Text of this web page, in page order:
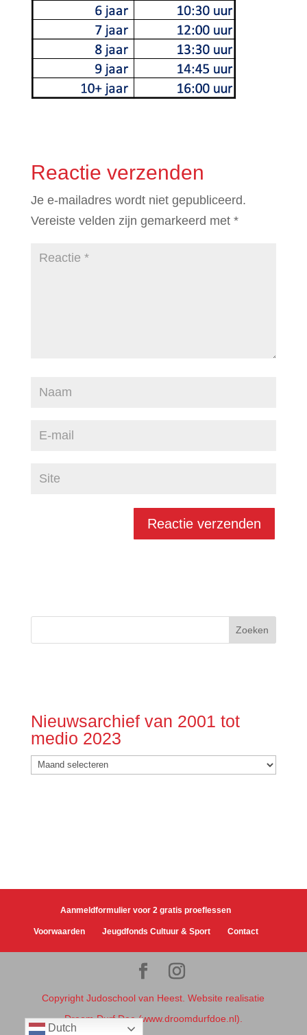
Reactie verzenden
Je e-mailadres wordt niet gepubliceerd.
Vereiste velden zijn gemarkeerd met *
Nieuwsarchief van 2001 tot
medio 2023
Nieuwsarchief
van
Aanmeldformulier voor 2 gratis proeflessen
Voorwaarden Jeugdfonds Cultuur & Sport Contact
Copyright Judoschool van Heest. Website realisatie
Droom Durf Doe (www.droomdurfdoe.nl).
Dutch